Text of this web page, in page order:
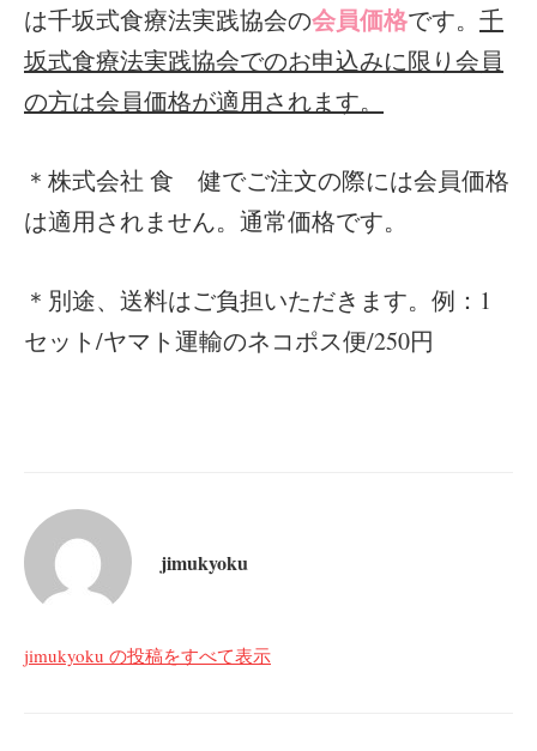
は千坂式食療法実践協会の会員価格です。 千
坂式食療法実践協会でのお申込みに限り会員
の方は会員価格が適用されます。
＊株式会社 食 健でご注文の際には会員価格
は適用されません。通常価格です。
＊別途、送料はご負担いただきます。例：1
セット/ヤマト運輸のネコポス便/250円
jimukyoku
jimukyoku の投稿をすべて表示